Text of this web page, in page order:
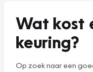
Wat kost
keuring?
Op zoek naar een